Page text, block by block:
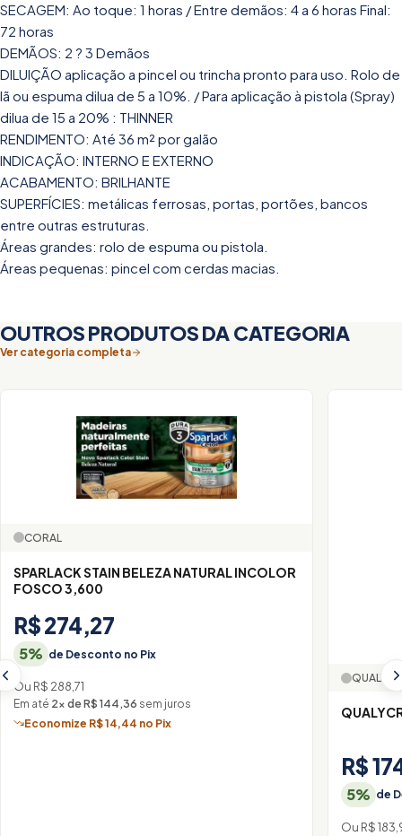
SECAGEM: Ao toque: 1 horas / Entre demãos: 4 a 6 horas Final:
72 horas
DEMÃOS: 2 ? 3 Demãos
DILUIÇÃO aplicação a pincel ou trincha pronto para uso. Rolo de
lã ou espuma dilua de 5 a 10%. / Para aplicação à pistola (Spray)
dilua de 15 a 20% : THINNER
RENDIMENTO: Até 36 m² por galão
INDICAÇÃO: INTERNO E EXTERNO
ACABAMENTO: BRILHANTE
SUPERFÍCIES: metálicas ferrosas, portas, portões, bancos
entre outras estruturas.
Áreas grandes: rolo de espuma ou pistola.
Áreas pequenas: pincel com cerdas macias.
OUTROS PRODUTOS DA CATEGORIA
Ver categoria completa
CORAL
SPARLACK STAIN BELEZA NATURAL INCOLOR
FOSCO 3,600
R$ 274,27
5% de Desconto no Pix
Ou R$ 288,71
Em até 2× de R$ 144,36 sem juros
Economize R$ 14,44 no Pix
R$
5% de
Ou R$